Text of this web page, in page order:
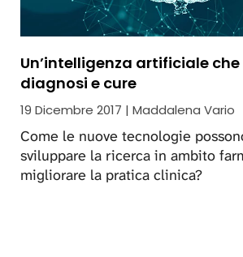
Un’intelligenza artificiale
diagnosi e cure
19 Dicembre 2017 | Maddalena Vario
Come le nuove tecnologie
sviluppare la ricerca in ambito
migliorare la pratica clinica?